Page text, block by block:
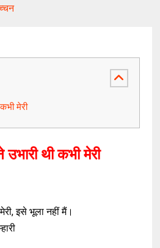
मेरी
उभारी थी कभी मेरी
इसे भूला नहीं मैं।